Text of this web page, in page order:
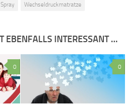
Spray Wechseldruckmatratze
EBENFALLS INTERESSANT …
0 0